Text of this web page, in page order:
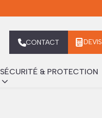
CONTACT DEVIS
SÉCURITÉ & PROTECTION